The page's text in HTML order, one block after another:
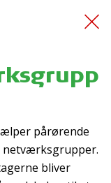
pårørende
netværksgrupper.
bliver